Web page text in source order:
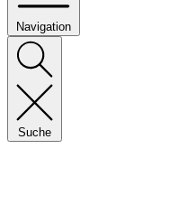
Navigation
Suche